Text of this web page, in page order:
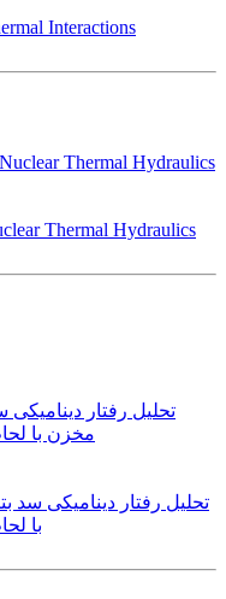
Interactions
Thermal Hydraulics
تحلیل رفتار دینامیکی سد
با